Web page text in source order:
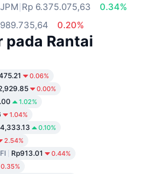
JPM Rp 6.375.075,63
0.34%
0.20%
pada Rantai
0.06%
0.00%
1.02%
1.04%
0.10%
2.54%
Rp913.01 0.44%
0.35%